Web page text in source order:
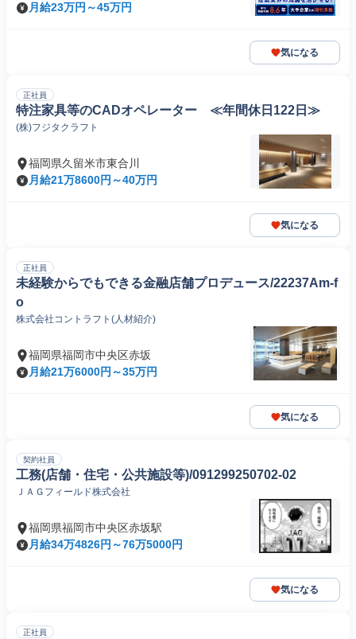
月給23万円～45万円
気になる
正社員
特注家具等のCADオペレーター ≪年間休日122日≫
(株)フジタクラフト
福岡県久留米市東合川
月給21万8600円～40万円
気になる
正社員
未経験からでもできる金融店舗プロデュース/22237Am-f
o
株式会社コントラフト(人材紹介)
福岡県福岡市中央区赤坂
月給21万6000円～35万円
気になる
契約社員
工務(店舗・住宅・公共施設等)/091299250702-02
ＪＡＧフィールド株式会社
福岡県福岡市中央区赤坂駅
月給34万4826円～76万5000円
気になる
正社員